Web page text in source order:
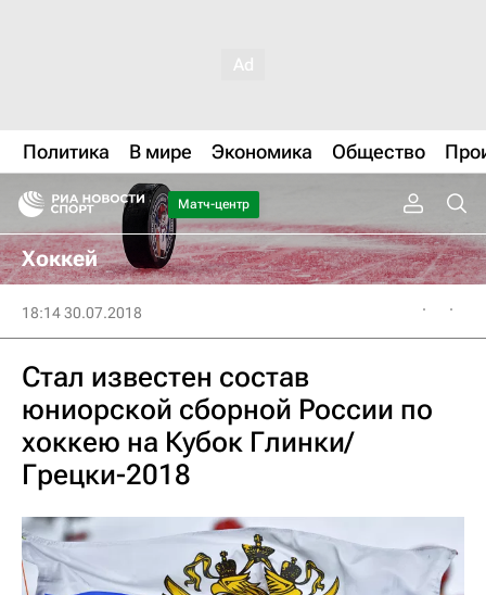
Политика В мире Экономика Общество
Матч-центр
Хоккей
18:14 30.07.2018
Стал известен состав
юниорской сборной России по
хоккею на Кубок Глинки/
Грецки-2018